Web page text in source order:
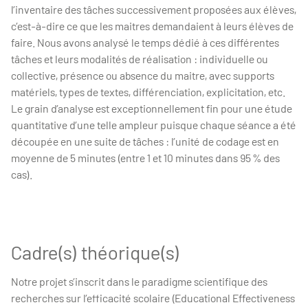
l’inventaire des tâches successivement proposées aux élèves,
c’est-à-dire ce que les maitres demandaient à leurs élèves de
faire. Nous avons analysé le temps dédié à ces différentes
tâches et leurs modalités de réalisation : individuelle ou
collective, présence ou absence du maitre, avec supports
matériels, types de textes, différenciation, explicitation, etc.
Le grain d’analyse est exceptionnellement fin pour une étude
quantitative d’une telle ampleur puisque chaque séance a été
découpée en une suite de tâches : l’unité de codage est en
moyenne de 5 minutes (entre 1 et 10 minutes dans 95 % des
cas).
Cadre(s) théorique(s)
Notre projet s’inscrit dans le paradigme scientifique des
recherches sur l’efficacité scolaire (Educational Effectiveness